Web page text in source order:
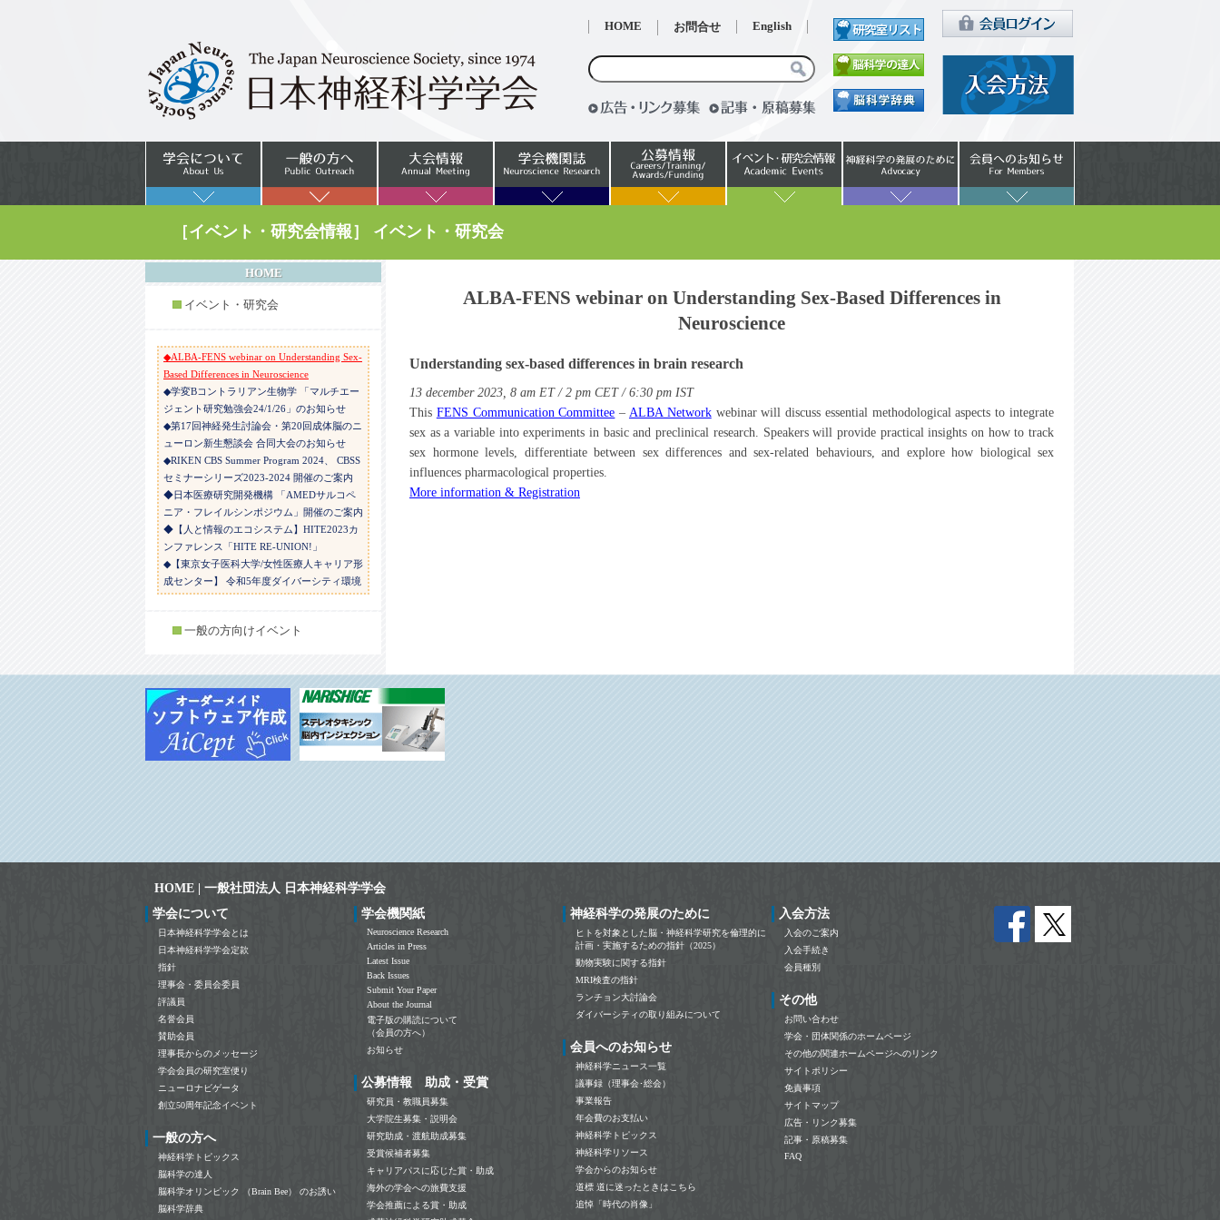
HOME お問合せ English
［イベント・研究会情報］ イベント・研究会
HOME
イベント・研究会
ラムー山梨GLIAセンター国際シンポジウム
「The 4th international symposium on
Frontend Brain Science–Yamanashi GLIA
center: University of Yamanashi」のご案内
◆SfN 2024セッション企画提案の募集のお知
◆第13回国際放射線神経生物学会学術大会
(ISRN2024)のご案内
催のご案内
入門から最前線まで
来と『無意識のバイアス』について―『男
◆ALBA-FENS webinar on Understanding Sex-
Based Differences in Neuroscience
◆学変Bコントラリアン生物学 「マルチエー
ジェント研究勉強会24/1/26」のお知らせ
◆第17回神経発生討論会・第20回成体脳のニ
ューロン新生懇談会 合同大会のお知らせ
◆RIKEN CBS Summer Program 2024、 CBSS
セミナーシリーズ2023-2024 開催のご案内
◆日本医療研究開発機構 「AMEDサルコペ
ニア・フレイルシンポジウム」開催のご案内
◆【人と情報のエコシステム】HITE2023カ
ンファレンス「HITE RE-UNION!」
◆【東京女子医科大学/女性医療人キャリア形
成センター】 令和5年度ダイバーシティ環境
整備事業中間報告会のご案内
せ
◆【オンライン開催】 日本味と匂学会セミ
ナーシリーズ第５回 Emily Liman博士による
講演 JASTS非会員の方々のご参加も歓迎！
◆順天堂大学・日本電子株式会社合同形態学
官共同型）」第3回ワークショップ開催の ご
案内
◆国立遺伝学研究所 オンライン公開講演会
2023「きょうは遺伝研」
stem cells and epigenetics 参加登録受付中!
2024 Japan 開催のお知らせ
◆生理学研究所研究会「多次元脳形態研究
会」 （12/14-15, ハイブリッド形式）
◆第21回男⼥共同参画学協会連絡会シンポ
◆第7回NanoLSIシンポジウム開催のご案内
で切り開く脳神経機能の理解」のご案内
◆非線形動力学に基づく次世代AIと基盤技
技術者認定試験 受験案内
一般の方向けイベント
ALBA-FENS webinar on Understanding Sex-Based Differences in
Neuroscience
Understanding sex-based differences in brain research
13 december 2023, 8 am ET / 2 pm CET / 6:30 pm IST
This FENS Communication Committee – ALBA Networkwebinar will discuss essential methodological aspects to integrate
sex as a variable into experiments in basic and preclinical research. Speakers will provide practical insights on how to track
sex hormone levels, differentiate between sex differences and sex-related behaviours, and explore how biological sex
influences pharmacological properties.
More information & Registration
HOME | 一般社団法人 日本神経科学学会
学会について
日本神経科学学会とは
日本神経科学学会定款
指針
理事会・委員会委員
評議員
名誉会員
賛助会員
理事長からのメッセージ
学会会員の研究室便り
ニューロナビゲータ
創立50周年記念イベント
一般の方へ
神経科学トピックス
脳科学の達人
脳科学オリンピック （Brain Bee） のお誘い
脳科学辞典
学会機関紙
Neuroscience Research
Articles in Press
Latest Issue
Back Issues
Submit Your Paper
About the Journal
電子版の購読について
（会員の方へ）
お知らせ
公募情報 助成・受賞
研究員・教職員募集
大学院生募集・説明会
研究助成・渡航助成募集
受賞候補者募集
キャリアパスに応じた賞・助成
海外の学会への旅費支援
学会推薦による賞・助成
神経科学の発展のために
ヒトを対象とした脳・神経科学研究を倫理的に
計画・実施するための指針（2025）
動物実験に関する指針
MRI検査の指針
ランチョン大討論会
ダイバーシティの取り組みについて
会員へのお知らせ
神経科学ニュース一覧
議事録（理事会･総会）
事業報告
年会費のお支払い
神経科学トピックス
神経科学リソース
学会からのお知らせ
道標 道に迷ったときはこちら
追悼「時代の肖像」
入会方法
入会のご案内
入会手続き
会員種別
その他
お問い合わせ
学会・団体関係のホームページ
その他の関連ホームページへのリンク
サイトポリシー
免責事項
サイトマップ
広告・リンク募集
記事・原稿募集
FAQ